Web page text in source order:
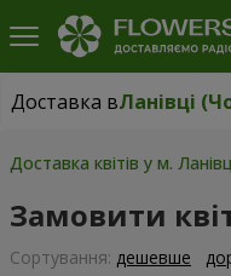
Доставка в
Доставка вЛанівці
Доставка квітів у м.
Замовити
Сортування: дешевше